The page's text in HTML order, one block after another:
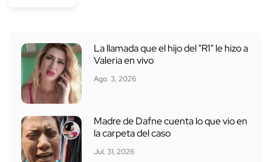
La llamada que el hijo del "R1" le hizo a
Valeria en vivo
Ago. 3, 2026
Madre de Dafne cuenta lo que vio en
la carpeta del caso
Jul. 31, 2026